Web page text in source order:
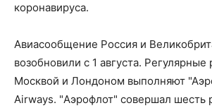
коронавируса.
Авиасообщение Россия и
возобновили с 1 августа.
Москвой и Лондоном выполняют
Airways. "Аэрофлот" совершал шесть